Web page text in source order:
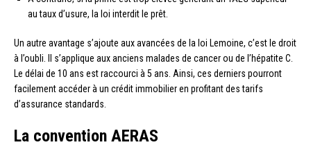
au taux d’usure, la loi interdit le prêt.
Un autre avantage s’ajoute aux avancées de la loi Lemoine, c’est le droit
à l’oubli. Il s’applique aux anciens malades de cancer ou de l’hépatite C.
Le délai de 10 ans est raccourci à 5 ans. Ainsi, ces derniers pourront
facilement accéder à un crédit immobilier en profitant des tarifs
d’assurance standards.
La convention AERAS